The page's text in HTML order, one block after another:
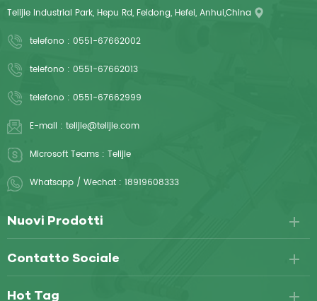
Telijie Industrial Park, Hepu Rd, Feidong, Hefei, Anhui,China
telefono : 0551-67662002
telefono : 0551-67662013
telefono : 0551-67662999
E-mail : telijie@telijie.com
Microsoft Teams : Telijie
Whatsapp / Wechat : 18919608333
Nuovi Prodotti
Contatto Sociale
Hot Tag